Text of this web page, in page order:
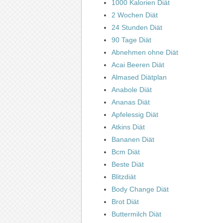
1000 Kalorien Diät
2 Wochen Diät
24 Stunden Diät
90 Tage Diät
Abnehmen ohne Diät
Acai Beeren Diät
Almased Diätplan
Anabole Diät
Ananas Diät
Apfelessig Diät
Atkins Diät
Bananen Diät
Bcm Diät
Beste Diät
Blitzdiät
Body Change Diät
Brot Diät
Buttermilch Diät